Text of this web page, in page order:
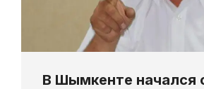
В Шымкенте начался